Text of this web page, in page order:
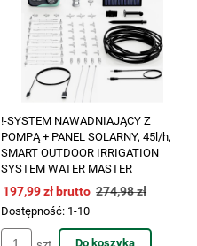
!-SYSTEM NAWADNIAJĄCY Z
POMPĄ + PANEL SOLARNY, 45l/h,
SMART OUTDOOR IRRIGATION
SYSTEM WATER MASTER
197,99 zł brutto 274,98 zł
Dostępność: 1-10
Do koszyka